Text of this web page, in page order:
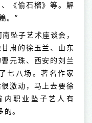
《偷石榴》等。解
篇。”
坠子艺术座谈会，
肃的徐玉兰、山东
元珠、西安的刘兰
七八场。著名作家
激动，马上去要徐
内职业坠子艺人有
多的。